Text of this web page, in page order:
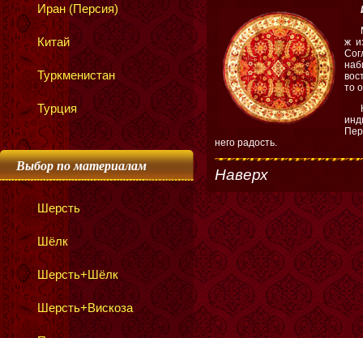
Иран (Персия)
Китай
Туркменистан
Турция
Выбор по материалам
Шерсть
Шёлк
Шерсть+Шёлк
Шерсть+Вискоза
ж
то
него радость.
Наверх